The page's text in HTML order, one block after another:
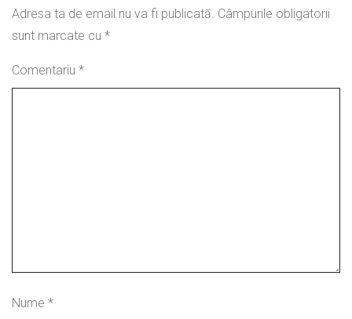
Adresa ta de email nu va fi publicată. Câmpurile obligatorii
sunt marcate cu *
Comentariu *
Nume *